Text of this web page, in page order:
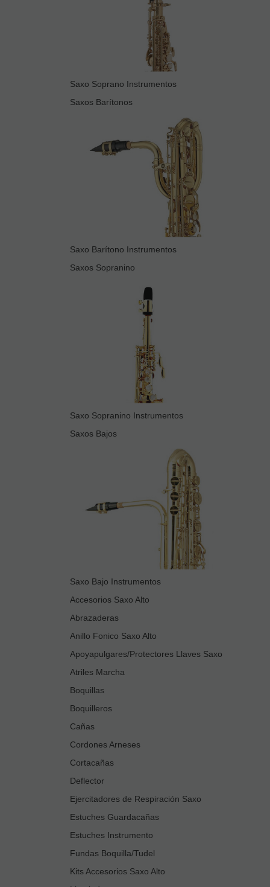
Saxo Soprano Instrumentos
Saxos Barítonos
Saxo Barítono Instrumentos
Saxos Sopranino
Saxo Sopranino Instrumentos
Saxos Bajos
Saxo Bajo Instrumentos
Accesorios Saxo Alto
Abrazaderas
Anillo Fonico Saxo Alto
Apoyapulgares/Protectores Llaves Saxo
Atriles Marcha
Boquillas
Boquilleros
Cañas
Cordones Arneses
Cortacañas
Deflector
Ejercitadores de Respiración Saxo
Estuches Guardacañas
Estuches Instrumento
Fundas Boquilla/Tudel
Kits Accesorios Saxo Alto